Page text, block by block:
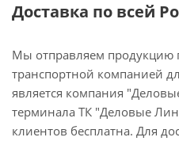
Доставка по всей
Мы отправляем продукцию
транспортной компанией
является компания
терминала ТК "Деловые
клиентов бесплатна. Для